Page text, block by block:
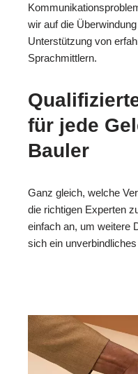
wir auf die
Unterstützung von
Sprachmittlern.
für jede
Bauler
Ganz gleich, welche
die richtigen Experten
einfach an, um weitere
sich ein